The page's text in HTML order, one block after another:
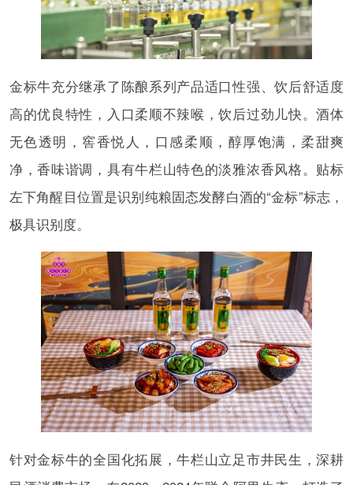
金标牛充分继承了陈酿系列产品适口性强、饮后舒适度
高的优良特性，入口柔顺不辣喉，饮后过劲儿快。酒体
无色透明，窖香悦人，口感柔顺，醇厚饱满，柔甜爽
净，香味谐调，具有牛栏山特色的淡雅浓香风格。贴标
左下角醒目位置是识别纯粮固态发酵白酒的“金标”标志，
极具识别度。
针对金标牛的全国化拓展，牛栏山立足市井民生，深耕